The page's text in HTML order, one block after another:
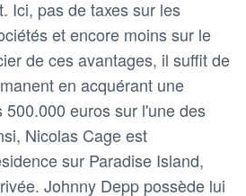
Ici, pas de taxes sur les
et encore moins sur le
de ces avantages, il suffit de
en acquérant une
500.000 euros sur l'une des
Nicolas Cage est
sur Paradise Island,
Johnny Depp possède lui